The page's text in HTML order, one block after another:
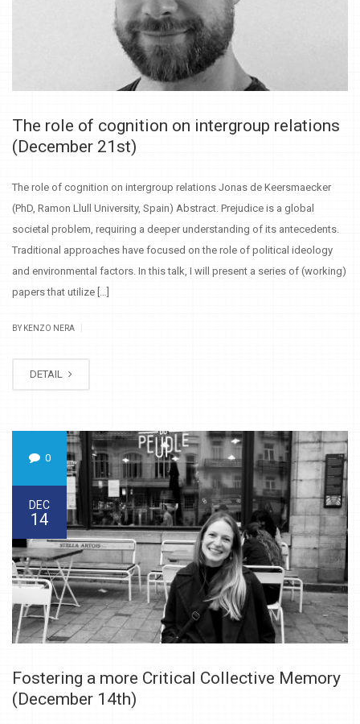
The role of cognition on intergroup relations
(December 21st)
The role of cognition on intergroup relations Jonas de Keersmaecker
(PhD, Ramon Llull University, Spain) Abstract. Prejudice is a global
societal problem, requiring a deeper understanding of its antecedents.
Traditional approaches have focused on the role of political ideology
and environmental factors. In this talk, I will present a series of (working)
papers that utilize […]
BY KENZO NERA
DETAIL
0
DEC
14
Fostering a more Critical Collective Memory
(December 14th)